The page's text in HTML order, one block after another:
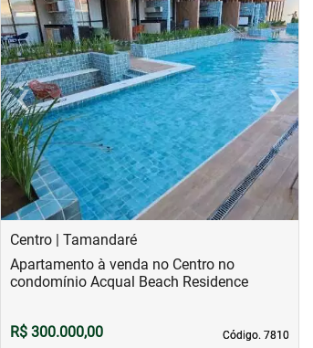
‹Previous ›Next
Centro | Tamandaré
Código. 7810
Código. 7810
Apartamento à venda no Centro no
condomínio Acqual Beach Residence
R$ 300.000,00